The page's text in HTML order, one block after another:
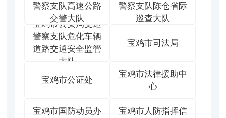
警察支队高速公路
交警大队
警察支队陈仓省际
巡查大队
宝鸡市公安局交通
警察支队危化车辆
道路交通安全监管
大队
宝鸡市司法局
宝鸡市公证处
宝鸡市法律援助中
心
宝鸡市国防动员办
宝鸡市人防指挥信